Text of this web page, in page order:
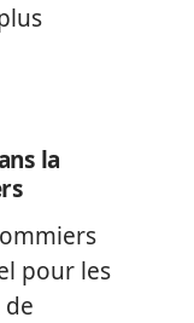
la
pour les